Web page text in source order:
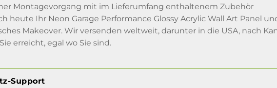
Montagevorgang mit im Lieferumfang enthaltenem Zubehör
heute Ihr Neon Garage Performance Glossy Acrylic Wall Art Panel
Makeover. Wir versenden weltweit, darunter in die USA, nach
erreicht, egal wo Sie sind.
Support